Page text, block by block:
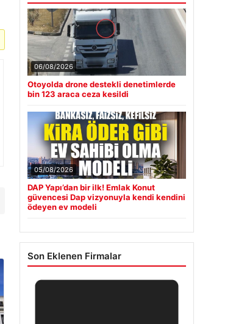
06/08/2026
Otoyolda drone destekli denetimlerde
bin 123 araca ceza kesildi
05/08/2026
DAP Yapı’dan bir ilk! Emlak Konut
güvencesi Dap vizyonuyla kendi kendini
ödeyen ev modeli
Son Eklenen Firmalar